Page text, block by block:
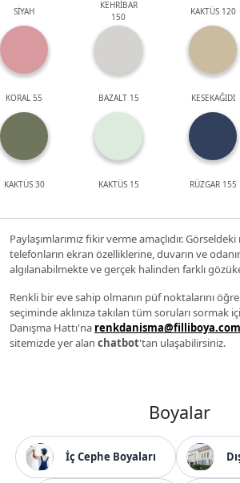
SİYAH
KEHRİBAR
150
KAKTÜS 120
KORAL 55 BAZALT 15 KESEKAĞIDI
KAKTÜS 30 KAKTÜS 15 RÜZGAR 155
Paylaşımlarımız fikir verme amaçlıdır.
telefonların ekran özelliklerine, duvarın ve odanın
algılanabilmekte ve gerçek halinden farklı
Renkli bir eve sahip olmanın püf noktalarını
seçiminde aklınıza takılan tüm soruları sormak
Danışma Hattı'na
sitemizde yer alan chatbot'tan ulaşabilirsiniz.
Boyalar
İç Cephe Boyaları